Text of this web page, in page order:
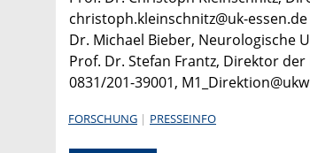
christoph.kleinschnitz@uk-essen.de
Dr. Michael Bieber, Neurologische
Prof. Dr. Stefan Frantz, Direktor
0831/201-39001,
FORSCHUNG PRESSEINFO